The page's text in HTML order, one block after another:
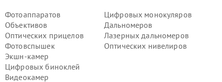
Фотоаппаратов
Объективов
Оптических прицелов
Фотовспышек
Экшн-камер
Цифровых биноклей
Видеокамер
Цифровых монокуляров
Дальномеров
Лазерных дальномеров
Оптических нивелиров
Замена линз видеокамеры Nikon в г.
Самара
Замена линз видеокамеры Nikon в г.
Пермь
Замена линз видеокамеры Nikon в г.
Красноярск
Замена линз видеокамеры Nikon в г.
Ижевск